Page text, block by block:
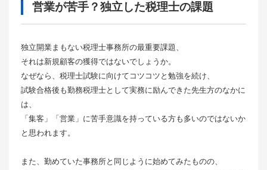
営業が苦手？独立した税理士の課題
独立開業まもない税理士事務所の最重要課題、
それは新規顧客の獲得ではないでしょうか。
なぜなら、税理士試験に向けてコツコツと勉強を続け、
試験合格後も勤務税理士として実務に励んできた先生方のなかに
は、
「集客」「営業」に苦手意識を持っている方も多いのではないか
と思われます。
また、勤めていた事務所と同じように始めてみたものの、